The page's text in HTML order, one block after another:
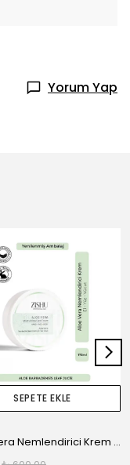
Yorum Yap
SEPETE EKLE
Aloe Vera Nemlendirici Krem – El, Yüz ve Vücut 175 ml